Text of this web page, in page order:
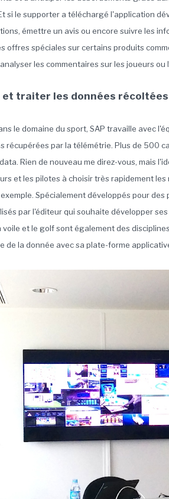
si le supporter a téléchargé l'application
émettre un avis ou encore suivre les
offres spéciales sur certains produits
les commentaires sur les joueurs
et traiter les données
le domaine du sport, SAP travaille avec
récupérées par la télémétrie. Plus de 500
Rien de nouveau me direz-vous, mais
et les pilotes à choisir très rapidement
Spécialement développés pour
par l'éditeur qui souhaite développer
voile et le golf sont également des
de la donnée avec sa plate-forme